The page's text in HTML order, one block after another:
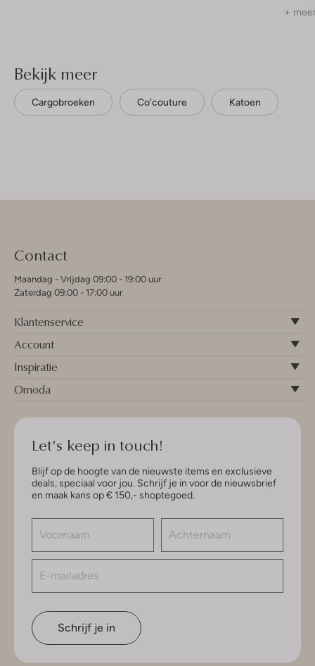
+
Bekijk meer
Cargobroeken Co'couture Katoen
Contact
Maandag - Vrijdag 09:00 - 19:00 uur
Zaterdag 09:00 - 17:00 uur
Klantenservice
Account
Inspiratie
Omoda
Let's keep in touch!
Blijf op de hoogte van de nieuwste items en exclusieve
deals, speciaal voor jou. Schrijf je in voor de nieuwsbrief
en maak kans op € 150,- shoptegoed.
Schrijf je in